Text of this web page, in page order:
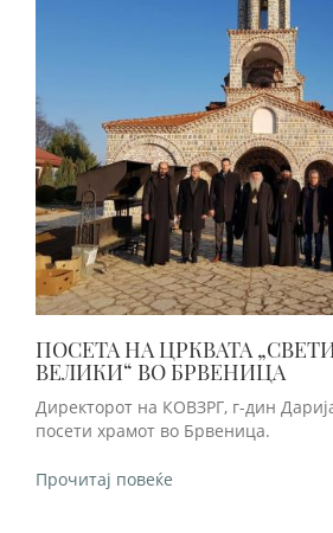
ПОСЕТА НА ЦРКВАТА
ВЕЛИКИ“ ВО БРВЕНИЦА
Директорот на КОВЗРГ, г-дин
посети храмот во Брвеница.
Прочитај повеќе